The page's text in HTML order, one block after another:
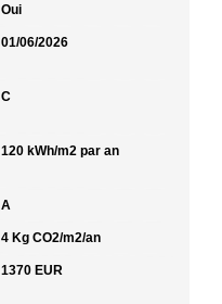
Oui
01/06/2026
C
120 kWh/m2 par an
A
4 Kg CO2/m2/an
1370 EUR